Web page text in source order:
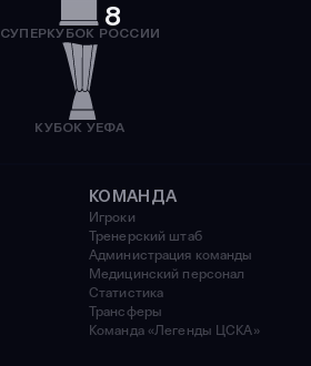
8
СУПЕРКУБОК РОССИИ
КУБОК УЕФА
КОМАНДА
Игроки
Тренерский штаб
Администрация команды
Медицинский персонал
Статистика
Трансферы
Команда «Легенды ЦСКА»